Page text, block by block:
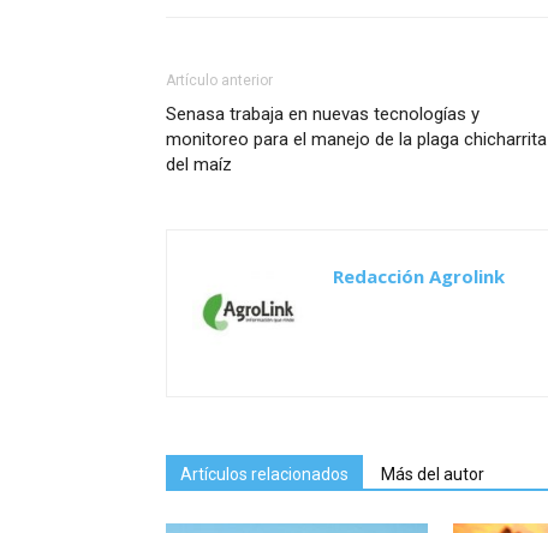
Artículo anterior
Senasa trabaja en nuevas tecnologías y
monitoreo para el manejo de la plaga chicharrita
del maíz
Redacción Agrolink
Artículos relacionados Más del autor